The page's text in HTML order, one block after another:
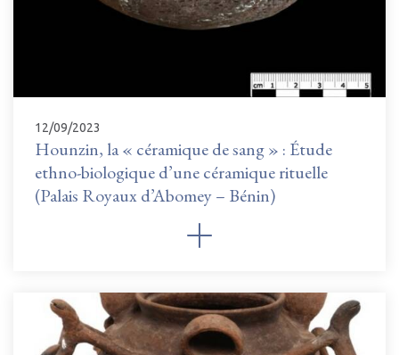
12/09/2023
Hounzin, la « céramique de sang » : Étude
ethno-biologique d’une céramique rituelle
(Palais Royaux d’Abomey – Bénin)